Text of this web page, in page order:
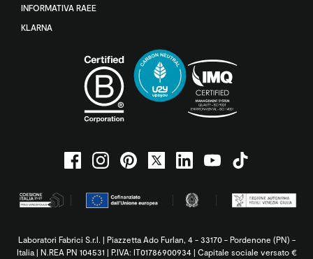
INFORMATIVA RAEE
KLARNA
Laboratori Fabrici S.r.l. | Piazzetta Ado Furlan, 4 - 33170 - Pordenone (PN) -
Italia | N.REA PN 104531 | P.IVA: IT01786900934 | Capitale sociale versato €